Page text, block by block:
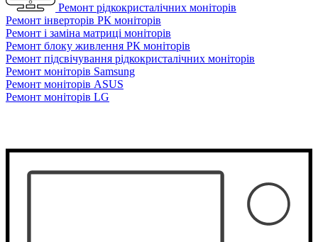
Ремонт рідкокристалічних моніторів
Ремонт інверторів РК моніторів
Ремонт і заміна матриці моніторів
Ремонт блоку живлення РК моніторів
Ремонт підсвічування рідкокристалічних моніторів
Ремонт моніторів Samsung
Ремонт моніторів ASUS
Ремонт моніторів LG